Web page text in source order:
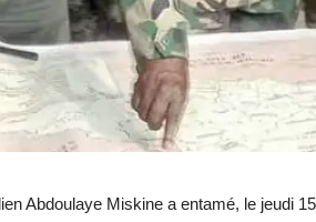
Abdoulaye Miskine a entamé, le jeudi